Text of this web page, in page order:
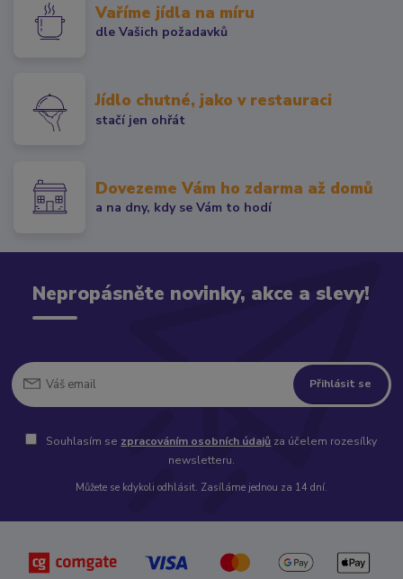
Vaříme jídla na míru
dle Vašich požadavků
Jídlo chutné, jako v restauraci
stačí jen ohřát
Dovezeme Vám ho zdarma až domů
a na dny, kdy se Vám to hodí
Nepropásněte novinky, akce a slevy!
Přihlásit se
Souhlasím se zpracováním osobních údajů za účelem rozesílky
newsletteru.
Můžete se kdykoli odhlásit. Zasíláme jednou za 14 dní.